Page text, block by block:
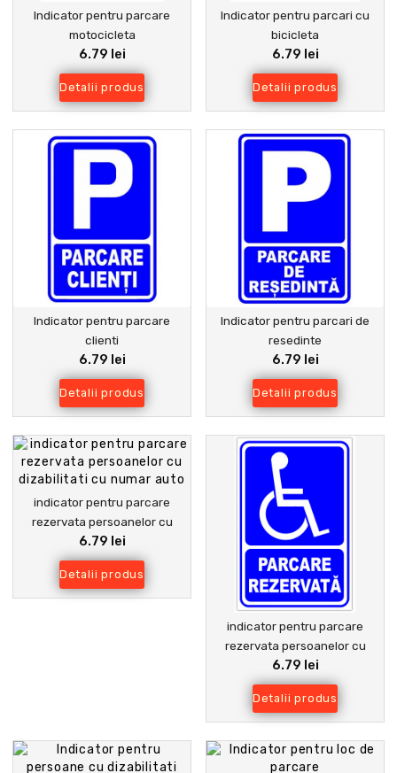
Indicator pentru parcare
motocicleta
6.79 lei
Detalii produs
Indicator pentru parcari cu
bicicleta
6.79 lei
Detalii produs
Indicator pentru parcare
clienti
6.79 lei
Detalii produs
Indicator pentru parcari de
resedinte
6.79 lei
Detalii produs
indicator pentru parcare
rezervata persoanelor cu
dizabilitati cu numar auto
6.79 lei
Detalii produs
indicator pentru parcare
rezervata persoanelor cu
nevoi
6.79 lei
Detalii produs